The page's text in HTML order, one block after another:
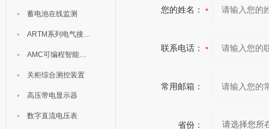
蓄电池在线监测
ARTM系列电气接点测温装置
AMC可编程智能电测表
关柜综合测控装置
高压带电显示器
数字直流电压表
您的姓名：
联系电话：
常用邮箱：
省份：